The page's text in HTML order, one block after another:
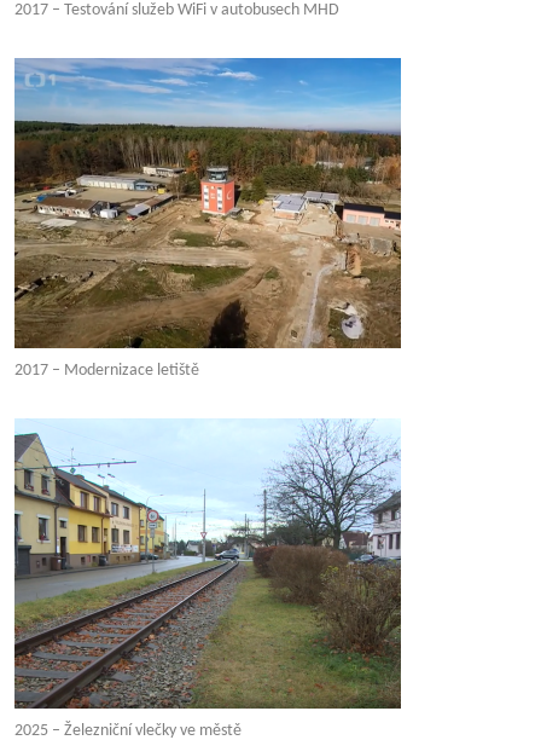
2017 – Testování služeb WiFi v autobusech MHD
2017 – Modernizace letiště
2025 – Železniční vlečky ve městě